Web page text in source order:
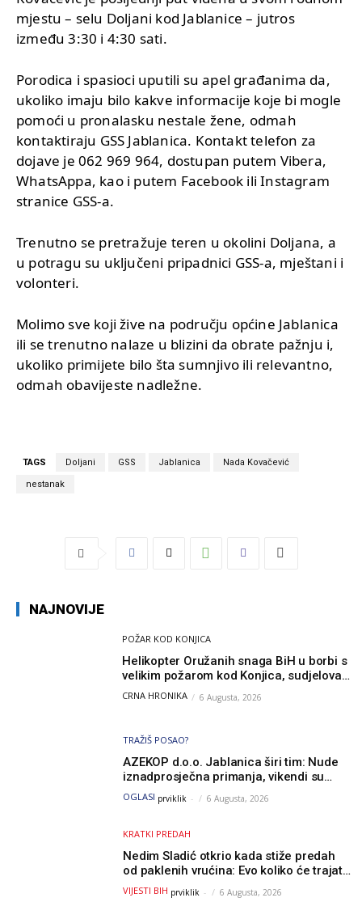
mjestu – selu Doljani kod Jablanice – jutros
između 3:30 i 4:30 sati.
Porodica i spasioci uputili su apel građanima da,
ukoliko imaju bilo kakve informacije koje bi mogle
pomoći u pronalasku nestale žene, odmah
kontaktiraju GSS Jablanica. Kontakt telefon za
dojave je 062 969 964, dostupan putem Vibera,
WhatsAppa, kao i putem Facebook ili Instagram
stranice GSS-a.
Trenutno se pretražuje teren u okolini Doljana, a
u potragu su uključeni pripadnici GSS-a, mještani i
volonteri.
Molimo sve koji žive na području općine Jablanica
ili se trenutno nalaze u blizini da obrate pažnju i,
ukoliko primijete bilo šta sumnjivo ili relevantno,
odmah obavijeste nadležne.
TAGS Doljani GSS Jablanica Nada Kovačević
nestanak
NAJNOVIJE
POŽAR KOD KONJICA
Helikopter Oružanih snaga BiH u borbi s
velikim požarom kod Konjica, sudjelovao
i Air Tractor
CRNA HRONIKA 6 Augusta, 2026
TRAŽIŠ POSAO?
AZEKOP d.o.o. Jablanica širi tim: Nude
iznadprosječna primanja, vikendi su
slobodni, traži se više radnika
OGLASI prviklik - 6 Augusta, 2026
KRATKI PREDAH
Nedim Sladić otkrio kada stiže predah
od paklenih vrućina: Evo koliko će trajati
osvježenje u BiH
VIJESTI BIH prviklik - 6 Augusta, 2026